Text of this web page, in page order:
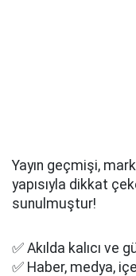
Yayın geçmişi,
yapısıyla dikkat
sunulmuştur!
✅ Akılda kalıcı ve
✅ Haber, medya,